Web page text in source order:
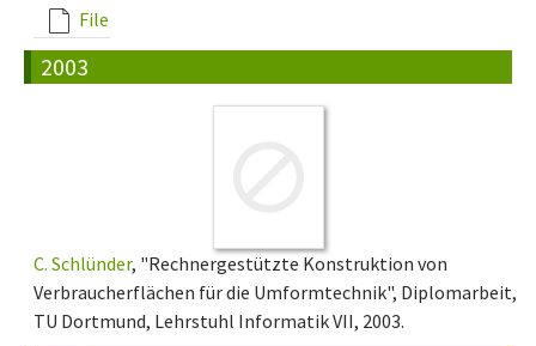
File
2003
C. Schlünder, "Rechnergestützte Konstruktion von
Verbraucherflächen für die Umformtechnik", Diplomarbeit,
TU Dortmund, Lehrstuhl Informatik VII, 2003.